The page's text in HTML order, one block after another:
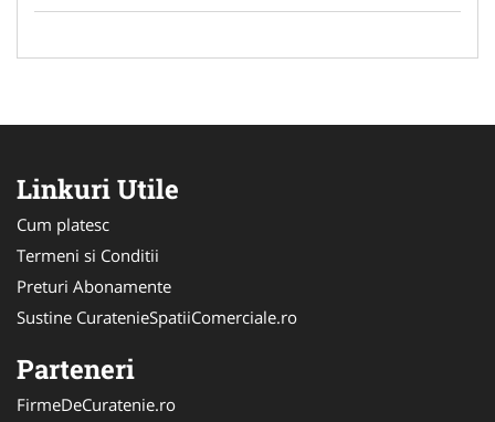
Linkuri Utile
Cum platesc
Termeni si Conditii
Preturi Abonamente
Sustine CuratenieSpatiiComerciale.ro
Parteneri
FirmeDeCuratenie.ro